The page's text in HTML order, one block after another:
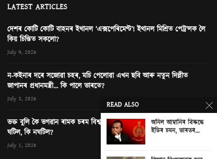
LATEST ARTICLES
দেশৰ কোটি কোটি বাহনৰ ইথানল ‘এক্সপেৰিমেণ্ট’! ইথানল মিশ্ৰিত পেট্ৰ’লক লৈ
কিয় চিন্তিত সকলো?
July 9, 2026
ন-কইনাৰ দৰে সজোৱা চহৰ, মচি পেলোৱা এখন ছবি আৰু নতুন দিল্লীত
জাপানৰ প্ৰধানমন্ত্ৰী… কি পালে ভাৰতে?
July 3, 2026
ভক্ত বুলি কৈ ভগৱান ৰামক চৰম বিশ্বাসঘাটকতা! অযোধ্যাৰ ৰাম মন্দিৰত কি
ঘটিল, কি নঘটিল?
July 1, 2026
READ ALSO
অনিল আম্বানিৰ বিৰুদ্ধে
ইডিৰ চমন, ভাৰতৰ...